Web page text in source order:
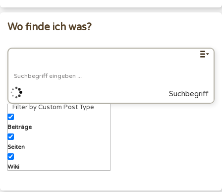
Wo finde ich was?
Suchbegriff
Filter by Custom Post Type
Beiträge
Seiten
Wiki